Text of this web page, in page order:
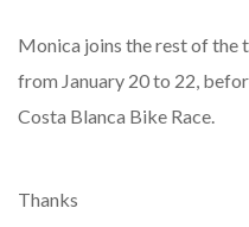
Monica joins the rest of the
from January 20 to 22,
Costa Blanca Bike Race.
Thanks